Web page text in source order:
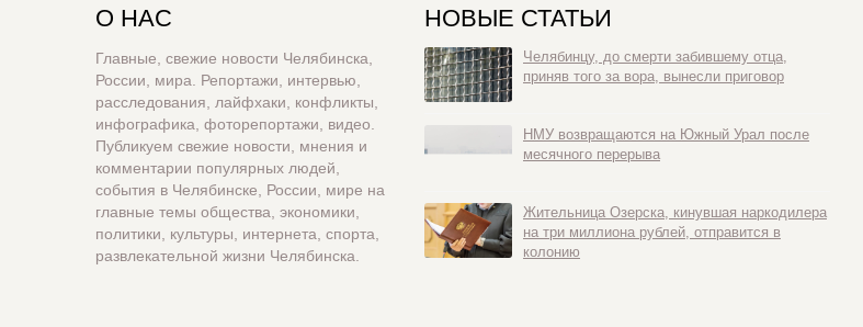
О НАС
Главные, свежие новости Челябинска,
России, мира. Репортажи, интервью,
расследования, лайфхаки, конфликты,
инфографика, фоторепортажи, видео.
Публикуем свежие новости, мнения и
комментарии популярных людей,
события в Челябинске, России, мире на
главные темы общества, экономики,
политики, культуры, интернета, спорта,
развлекательной жизни Челябинска.
НОВЫЕ СТАТЬИ
Челябинцу, до смерти забившему отца,
приняв того за вора, вынесли приговор
НМУ возвращаются на Южный Урал после
месячного перерыва
Жительница Озерска, кинувшая наркодилера
на три миллиона рублей, отправится в
колонию